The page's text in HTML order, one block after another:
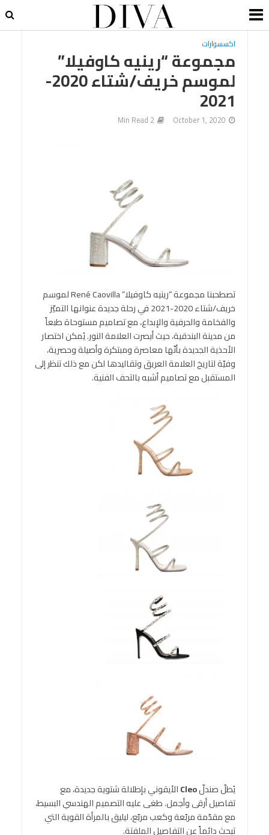
اكسسوارات
مجموعة “رينيه كاوفيلا”
لموسم خريف/شتاء 2020-
2021
October 1, 2020
2 Min Read
تصطحبنا مجموعة “رينيه كاوفيلا” René Caovilla لموسم
خريف/شتاء 2020-2021 في رحلة جديدة عنوانها التميّز
والفخامة والحرفية والإبداع، مع تصاميم مستوحاة طبعاً
من مدينة البندقية، حيث أبصرت العلامة النور. يُمكن اختصار
الأحذية الجديدة بأنّها معاصرة ومبتكرة وأصيلة وحصرية،
وفيّة لتاريخ العلامة العريق وتقاليدها لكن مع ذلك تنظر إلى
المستقبل مع تصاميم أشبه بالتحف الفنية.
يُطلّ صندلّCleoالأيقوني بإطلالة شتوية جديدة، مع
تفاصيل أرقى وأجمل. طغى عليه التصميم الهندسي البسيط،
مع مقدّمة مربّعة وكعب مربّع، ليليق بالمرأة القوية التي
تبحث دائماً عن التفاصيل الملفتة.